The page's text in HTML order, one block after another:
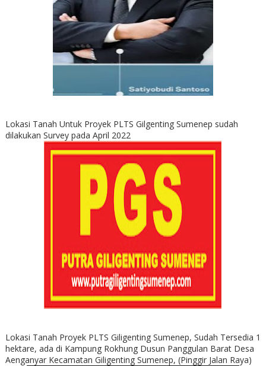
Lokasi Tanah Untuk Proyek PLTS Gilgenting Sumenep sudah
dilakukan Survey pada April 2022
Lokasi Tanah Proyek PLTS Giligenting Sumenep, Sudah Tersedia 1
hektare, ada di Kampung Rokhung Dusun Panggulan Barat Desa
Aenganyar Kecamatan Giligenting Sumenep, (Pinggir Jalan Raya)